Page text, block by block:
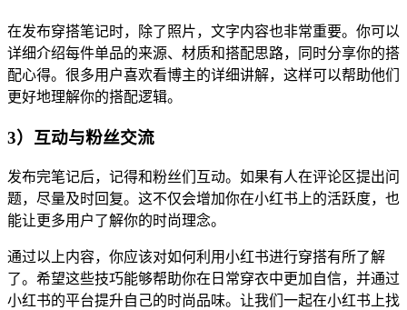
在发布穿搭笔记时，除了照片，文字内容也非常重要。你可以
详细介绍每件单品的来源、材质和搭配思路，同时分享你的搭
配心得。很多用户喜欢看博主的详细讲解，这样可以帮助他们
更好地理解你的搭配逻辑。
3）互动与粉丝交流
发布完笔记后，记得和粉丝们互动。如果有人在评论区提出问
题，尽量及时回复。这不仅会增加你在小红书上的活跃度，也
能让更多用户了解你的时尚理念。
通过以上内容，你应该对如何利用小红书进行穿搭有所了解
了。希望这些技巧能够帮助你在日常穿衣中更加自信，并通过
小红书的平台提升自己的时尚品味。让我们一起在小红书上找